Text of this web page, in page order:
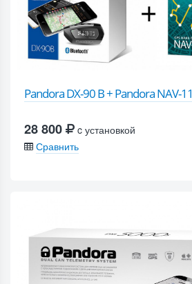
Pandora DX-90 B + Pandora NAV-11
28 800
c установкой
Сравнить